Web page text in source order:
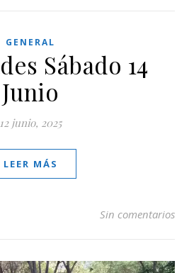
GENERAL
Sábado 14
Junio
12 junio, 2025
LEER MÁS
Sin comentarios